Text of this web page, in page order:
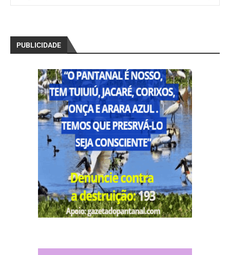
PUBLICIDADE